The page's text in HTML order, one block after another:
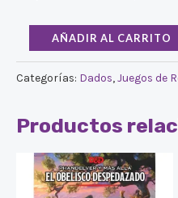
AÑADIR AL CARRITO
Categorías: Dados,Juegos de
Productos